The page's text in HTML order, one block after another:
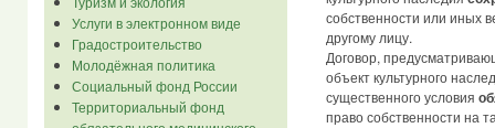
Услуги в электронном виде
Градостроительство
Молодёжная политика
Социальный фонд России
Территориальный фонд
собственности или иных
другому лицу.
Договор,
объект культурного
существенного условия
право собственности на